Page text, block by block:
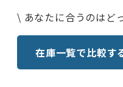
\ あなたに合うのはど
在庫一覧で比較す